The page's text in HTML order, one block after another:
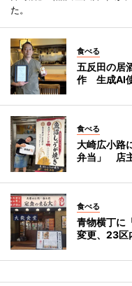
た。
食べる
五反田の居
作 生成AI
食べる
大崎広小路
弁当」 店
食べる
青物横丁に
変更、23区